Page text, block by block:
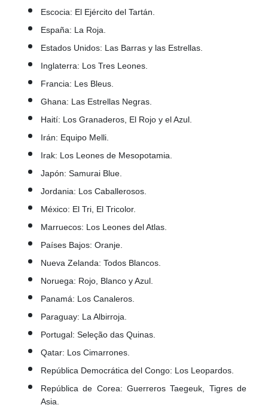
Escocia: El Ejército del Tartán.
España: La Roja.
Estados Unidos: Las Barras y las Estrellas.
Inglaterra: Los Tres Leones.
Francia: Les Bleus.
Ghana: Las Estrellas Negras.
Haití: Los Granaderos, El Rojo y el Azul.
Irán: Equipo Melli.
Irak: Los Leones de Mesopotamia.
Japón: Samurai Blue.
Jordania: Los Caballerosos.
México: El Tri, El Tricolor.
Marruecos: Los Leones del Atlas.
Países Bajos: Oranje.
Nueva Zelanda: Todos Blancos.
Noruega: Rojo, Blanco y Azul.
Panamá: Los Canaleros.
Paraguay: La Albirroja.
Portugal: Seleção das Quinas.
Qatar: Los Cimarrones.
República Democrática del Congo: Los Leopardos.
República de Corea: Guerreros Taegeuk, Tigres de
Asia.